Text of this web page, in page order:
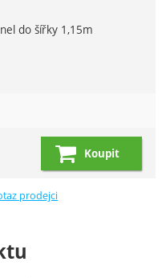
do šířky 1,15m
Koupit
prodejci